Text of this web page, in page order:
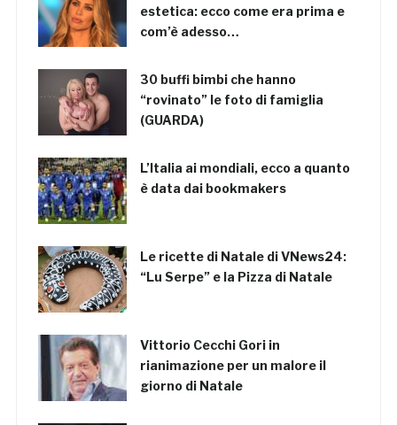
estetica: ecco come era prima e
com’è adesso…
30 buffi bimbi che hanno
“rovinato” le foto di famiglia
(GUARDA)
L’Italia ai mondiali, ecco a quanto
è data dai bookmakers
Le ricette di Natale di VNews24:
“Lu Serpe” e la Pizza di Natale
Vittorio Cecchi Gori in
rianimazione per un malore il
giorno di Natale